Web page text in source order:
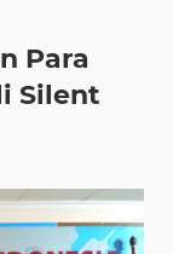
Para
Silent